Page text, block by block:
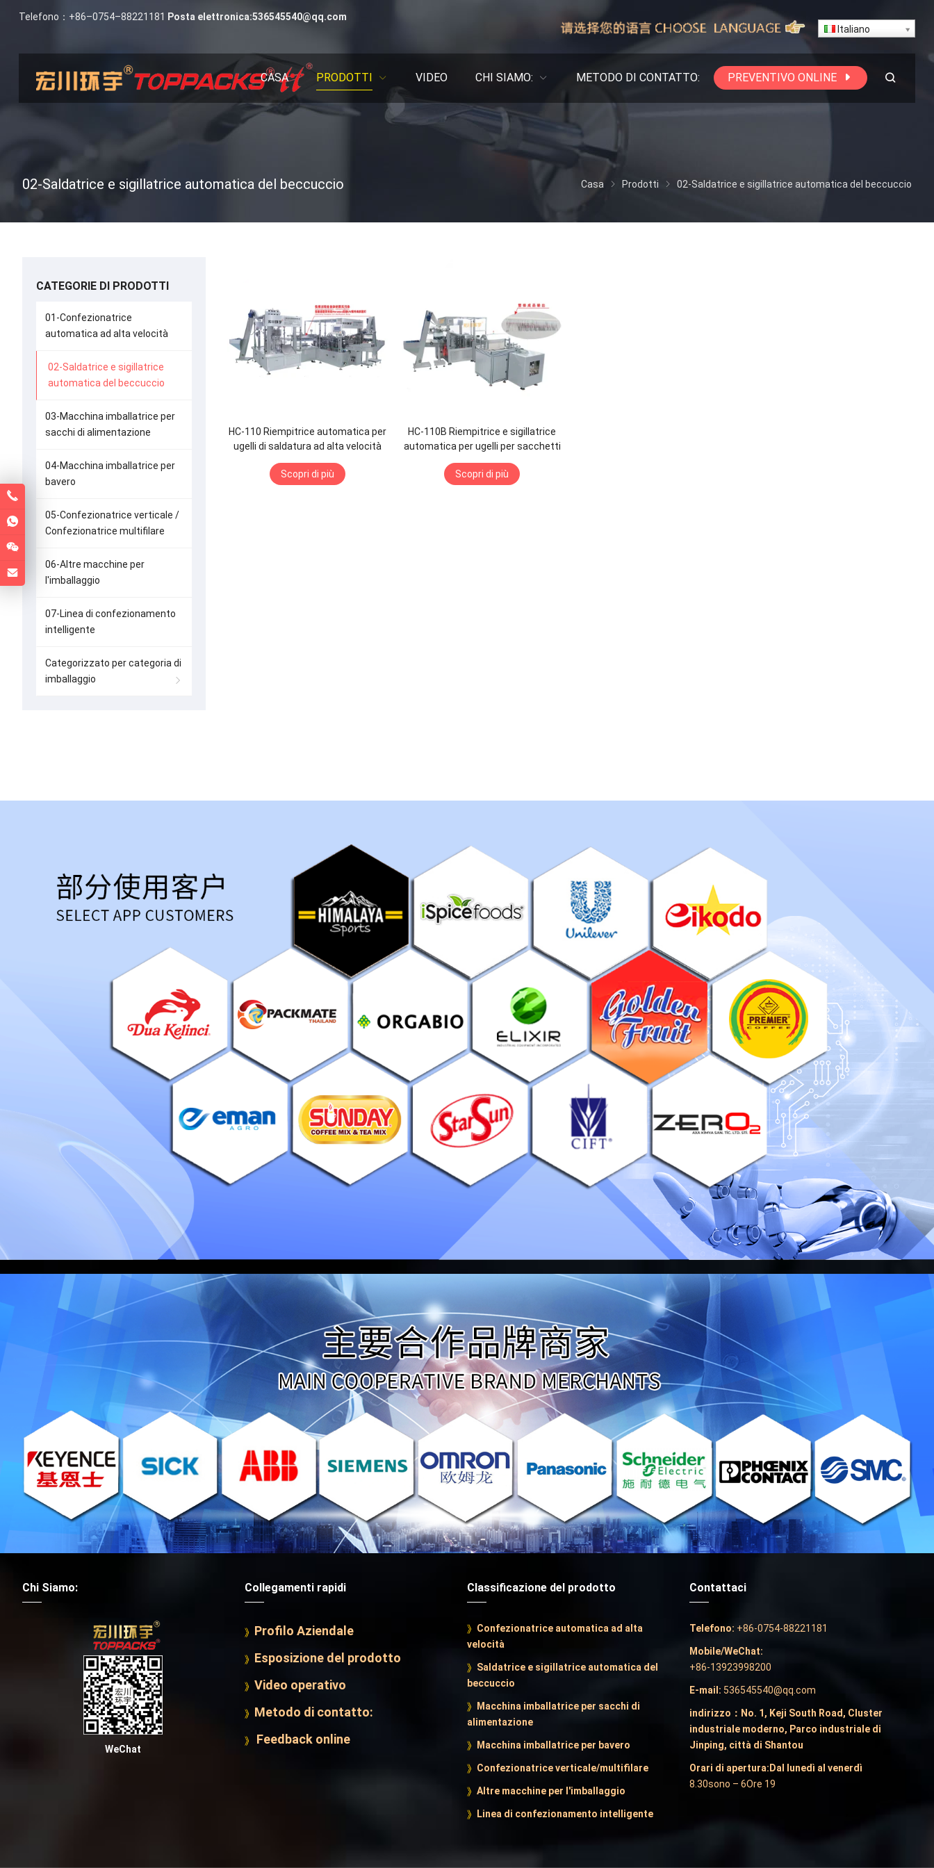
Telefono：+86–0754–88221181 Posta elettronica:536545540@qq.com
Italiano
CASA PRODOTTI VIDEO CHI SIAMO: METODO DI CONTATTO: PREVENTIVO ONLINE
02-Saldatrice e sigillatrice automatica del beccuccio Casa Prodotti 02-Saldatrice e sigillatrice automatica del beccuccio
HC-110 Riempitrice automatica per
ugelli di saldatura ad alta velocità
Scopri di più
HC-110B Riempitrice e sigillatrice
automatica per ugelli per sacchetti
da imballaggio
Scopri di più
CATEGORIE DI PRODOTTI
01-Confezionatrice
automatica ad alta velocità
02-Saldatrice e sigillatrice
automatica del beccuccio
03-Macchina imballatrice per
sacchi di alimentazione
04-Macchina imballatrice per
bavero
05-Confezionatrice verticale /
Confezionatrice multifilare
06-Altre macchine per
l'imballaggio
07-Linea di confezionamento
intelligente
Categorizzato per categoria di
imballaggio
Chi Siamo:
WeChat
Collegamenti rapidi
Profilo Aziendale
Esposizione del prodotto
Video operativo
Metodo di contatto:
Feedback online
Classificazione del prodotto
Confezionatrice automatica ad alta
velocità
Saldatrice e sigillatrice automatica del
beccuccio
Macchina imballatrice per sacchi di
alimentazione
Macchina imballatrice per bavero
Confezionatrice verticale/multifilare
Altre macchine per l'imballaggio
Linea di confezionamento intelligente
Contattaci
Telefono: +86-0754-88221181
Mobile/WeChat:
+86-13923998200
E-mail: 536545540@qq.com
indirizzo：No. 1, Keji South Road, Cluster
industriale moderno, Parco industriale di
Jinping, città di Shantou
Orari di apertura:Dal lunedì al venerdì
8.30sono – 6Ore 19